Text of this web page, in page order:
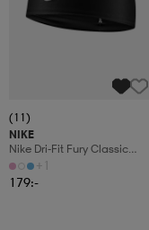
(11)
NIKE
Nike Dri-Fit Fury Classic
Headband
+1
179:-